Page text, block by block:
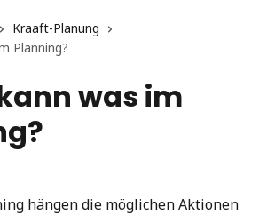
Kraaft-Planung
Planning?
was im
hängen die möglichen Aktionen